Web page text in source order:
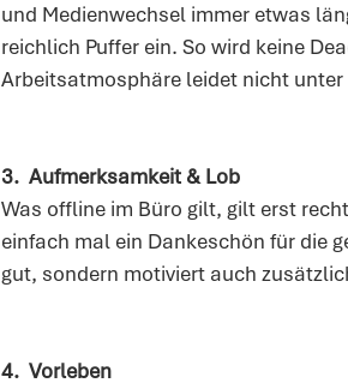
und Medienwechsel immer etwas
reichlich Puffer ein. So wird keine
Arbeitsatmosphäre leidet nicht
3. Aufmerksamkeit & Lob
Was offline im Büro gilt, gilt erst
einfach mal ein Dankeschön für die
gut, sondern motiviert auch
4. Vorleben